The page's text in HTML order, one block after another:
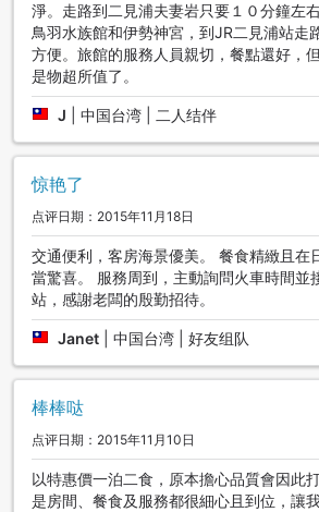
淨。走路到二見浦夫妻岩只要１０分鐘左
鳥羽水族館和伊勢神宮，到JR二見浦站走
方便。旅館的服務人員親切，餐點還好，
是物超所值了。
J 中国台湾 | 二人结伴
惊艳了
点评日期：2015年11月18日
交通便利，客房海景優美。 餐食精緻且在
當驚喜。 服務周到，主動詢問火車時間並
站，感謝老闆的殷勤招待。
Janet 中国台湾 | 好友组队
棒棒哒
点评日期：2015年11月10日
以特惠價一泊二食，原本擔心品質會因此
是房間、餐食及服務都很細心且到位，讓